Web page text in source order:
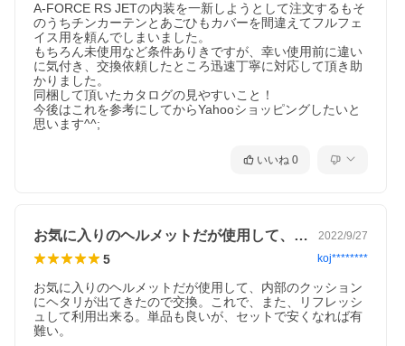
A-FORCE RS JETの内装を一新しようとして注文するもそ
のうちチンカーテンとあごひもカバーを間違えてフルフェ
イス用を頼んでしまいました。
もちろん未使用など条件ありきですが、幸い使用前に違い
に気付き、交換依頼したところ迅速丁寧に対応して頂き助
かりました。
同梱して頂いたカタログの見やすいこと！
今後はこれを参考にしてからYahooショッピングしたいと
思います^^;
いいね 0
お気に入りのヘルメットだが使用して、内… 2022/9/27
5 koj********
お気に入りのヘルメットだが使用して、内部のクッション
にヘタリが出てきたので交換。これで、また、リフレッシ
ュして利用出来る。単品も良いが、セットで安くなれば有
難い。